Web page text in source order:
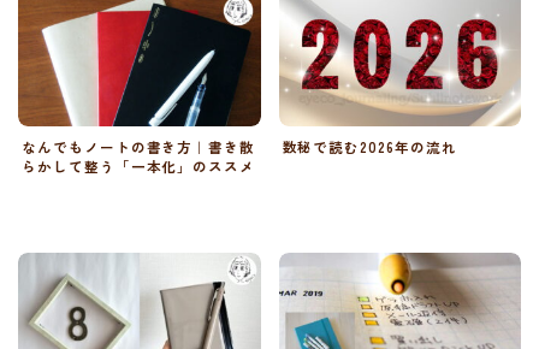
なんでもノートの書き方｜書き散
らかして整う「一本化」のススメ
数秘で読む2026年の流れ